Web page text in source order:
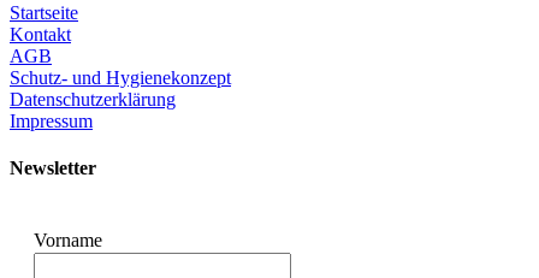
Startseite
Kontakt
AGB
Schutz- und Hygienekonzept
Datenschutzerklärung
Impressum
Newsletter
Vorname